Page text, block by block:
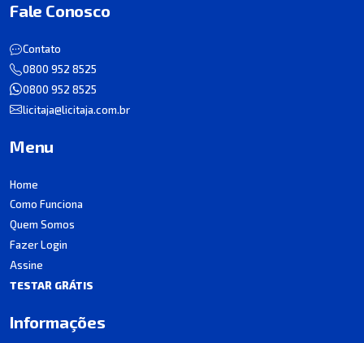
Fale Conosco
Contato
0800 952 8525
0800 952 8525
licitaja@licitaja.com.br
Menu
Home
Como Funciona
Quem Somos
Fazer Login
Assine
TESTAR GRÁTIS
Informações